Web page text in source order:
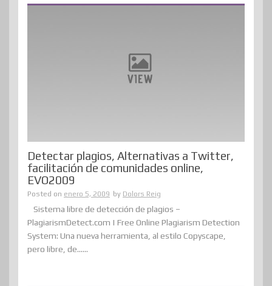
Detectar plagios, Alternativas a Twitter,
facilitación de comunidades online,
EVO2009
Posted on enero 5, 2009 by Dolors Reig
Sistema libre de detección de plagios –
PlagiarismDetect.com | Free Online Plagiarism Detection
System: Una nueva herramienta, al estilo Copyscape,
pero libre, de......